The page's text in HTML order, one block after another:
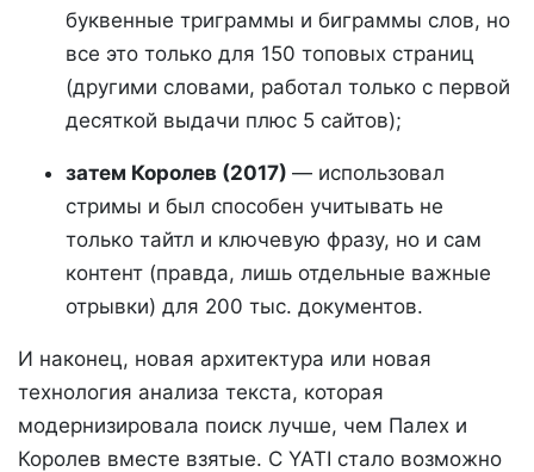
буквенные триграммы и биграммы слов, но
все это только для 150 топовых страниц
(другими словами, работал только с первой
десяткой выдачи плюс 5 сайтов);
затем Королев (2017) — использовал
стримы и был способен учитывать не
только тайтл и ключевую фразу, но и сам
контент (правда, лишь отдельные важные
отрывки) для 200 тыс. документов.
И наконец, новая архитектура или новая
технология анализа текста, которая
модернизировала поиск лучше, чем Палех и
Королев вместе взятые. С YATI стало возможно